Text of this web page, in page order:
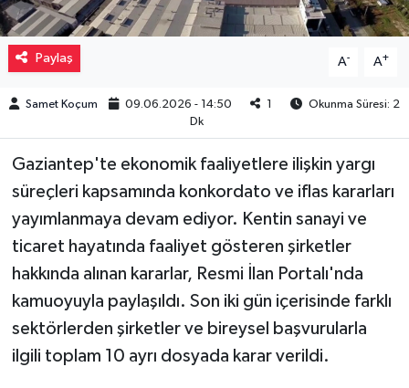
Paylaş A- A+
Samet Koçum 09.06.2026 - 14:50 1
Okunma Süresi: 2
Dk
Gaziantep'te ekonomik faaliyetlere ilişkin yargı
süreçleri kapsamında konkordato ve iflas kararları
yayımlanmaya devam ediyor. Kentin sanayi ve
ticaret hayatında faaliyet gösteren şirketler
hakkında alınan kararlar, Resmi İlan Portalı'nda
kamuoyuyla paylaşıldı. Son iki gün içerisinde farklı
sektörlerden şirketler ve bireysel başvurularla
ilgili toplam 10 ayrı dosyada karar verildi.
Sağlık
Sinemalar
Siyaset
Teknoloji
Türkiye
Yaşam